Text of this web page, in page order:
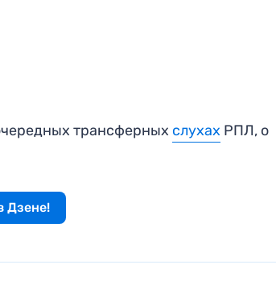
трансферных слухах РПЛ, о
Дзене!